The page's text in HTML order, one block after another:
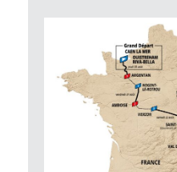
Argentan Aujourd’hui